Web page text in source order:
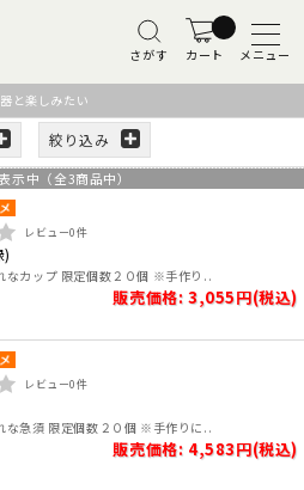
さがす カート メニュー
と楽しみたい
絞り込み
示中（全3商品中）
レビュー0件
)
なカップ 限定個数２０個 ※手作り..
販売価格: 3,055円(税込)
レビュー0件
な急須 限定個数２０個 ※手作りに..
販売価格: 4,583円(税込)